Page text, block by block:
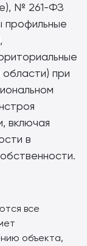
№ 261-ФЗ
профильные
при
включая
в
все
объекта,